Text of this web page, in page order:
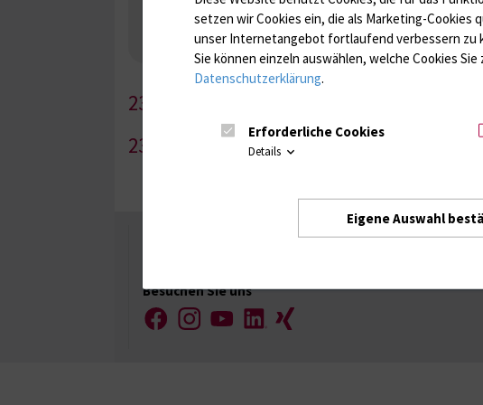
Nebenniere / Niere; Nebenschilddrüse ( Ca-Stoffwechsel
Infektionsserologie
Allergiediagnostik Immunologie
Antibiotika, Zystostatika, Immunsuppressiva, Amaleptika,
236-1
236-2
Besuchen Sie uns
FacebookInstagramYouTubeLinkedIn
Xing
setzen wir Cookies ein, die als Marketing-
unser Internetangebot fortlaufend verbessern zu
Sie können einzeln auswählen, welche Cookies
Datenschutzerklärung.
Erforderliche Cookies
Details
Eigene Auswahl